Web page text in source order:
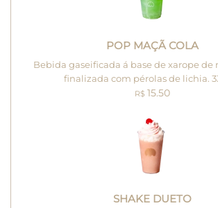
POP MAÇÃ COLA
Bebida gaseificada á base de xarope de
finalizada com pérolas de lichia.
R$ 15.50
SHAKE DUETO